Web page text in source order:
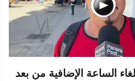
الساعة الإضافية من بعد